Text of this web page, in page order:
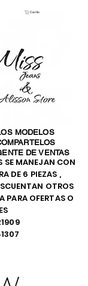
SE MANEJAN CON
DE 6 PIEZAS ,
OTROS
PARA OFERTAS O
MODELOS
DE VENTAS
Carrito